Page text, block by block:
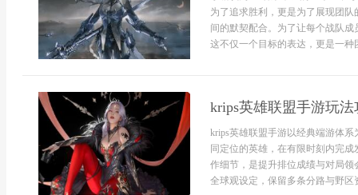
为了追求胜利，更是为了展现团
间的默契配合。为了让每个战队
这不仅一个目标的表达，更是一种
krips英雄联盟手游玩
krips英雄联盟手游以经典端游体
同定位的英雄，在有限时刻内完
作细节，是提升排位成绩与对局
全球观设定，保留多条分路与野